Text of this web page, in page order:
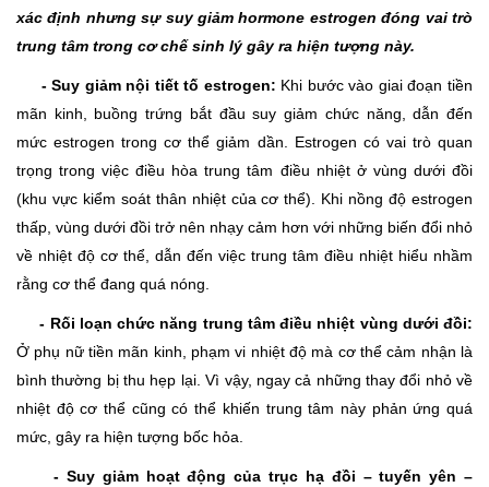
xác định nhưng sự suy giảm hormone estrogen đóng vai trò
trung tâm trong cơ chế sinh lý gây ra hiện tượng này.
- Suy giảm nội tiết tố estrogen: Khi bước vào giai đoạn tiền
mãn kinh, buồng trứng bắt đầu suy giảm chức năng, dẫn đến
mức estrogen trong cơ thể giảm dần. Estrogen có vai trò quan
trọng trong việc điều hòa trung tâm điều nhiệt ở vùng dưới đồi
(khu vực kiểm soát thân nhiệt của cơ thể). Khi nồng độ estrogen
thấp, vùng dưới đồi trở nên nhạy cảm hơn với những biến đổi nhỏ
về nhiệt độ cơ thể, dẫn đến việc trung tâm điều nhiệt hiểu nhầm
rằng cơ thể đang quá nóng.
- Rối loạn chức năng trung tâm điều nhiệt vùng dưới đồi:
Ở phụ nữ tiền mãn kinh, phạm vi nhiệt độ mà cơ thể cảm nhận là
bình thường bị thu hẹp lại. Vì vậy, ngay cả những thay đổi nhỏ về
nhiệt độ cơ thể cũng có thể khiến trung tâm này phản ứng quá
mức, gây ra hiện tượng bốc hỏa.
- Suy giảm hoạt động của trục hạ đồi – tuyến yên –